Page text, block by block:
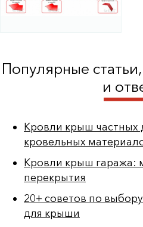
Популярные
и
Кровли крыш
кровельных
Кровли крыш гаража:
перекрытия
20+ советов по
для крыши